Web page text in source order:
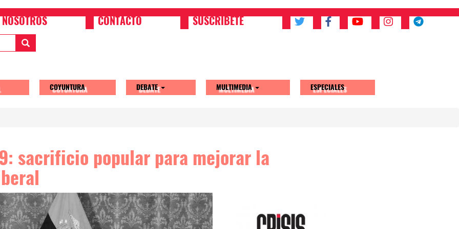
NOSOTROS CONTACTO SUSCRIBETE
COYUNTURA DEBATE MULTIMEDIA ESPECIALES
sacrificio popular para mejorar la